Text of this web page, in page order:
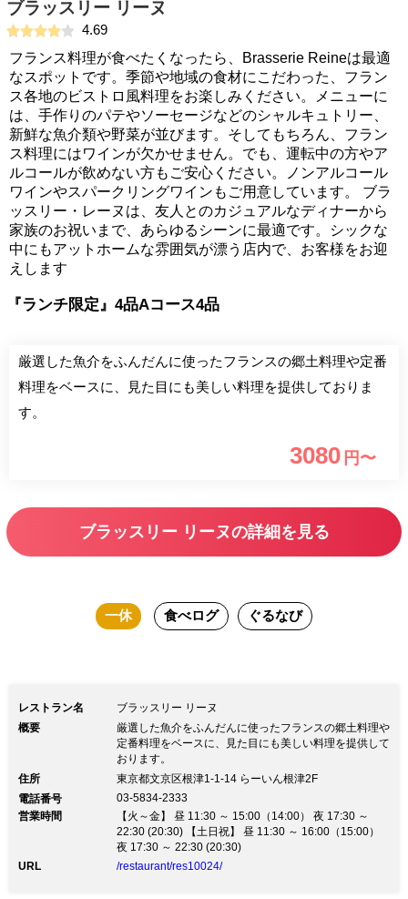
ブラッスリー リーヌ
4.69
フランス料理が食べたくなったら、Brasserie Reineは最適
なスポットです。季節や地域の食材にこだわった、フラン
ス各地のビストロ風料理をお楽しみください。メニューに
は、手作りのパテやソーセージなどのシャルキュトリー、
新鮮な魚介類や野菜が並びます。そしてもちろん、フラン
ス料理にはワインが欠かせません。でも、運転中の方やア
ルコールが飲めない方もご安心ください。ノンアルコール
ワインやスパークリングワインもご用意しています。 ブラ
ッスリー・レーヌは、友人とのカジュアルなディナーから
家族のお祝いまで、あらゆるシーンに最適です。シックな
中にもアットホームな雰囲気が漂う店内で、お客様をお迎
えします
『ランチ限定』4品Aコース4品
厳選した魚介をふんだんに使ったフランスの郷土料理や定番
料理をベースに、見た目にも美しい料理を提供しておりま
す。
3080 円〜
ブラッスリー リーヌの詳細を見る
一休 食べログ ぐるなび
レストラン名
ブラッスリー リーヌ
概要
厳選した魚介をふんだんに使ったフランスの郷土料理や
定番料理をベースに、見た目にも美しい料理を提供して
おります。
住所
東京都文京区根津1-1-14 らーいん根津2F
電話番号
03-5834-2333
営業時間
【火～金】 昼 11:30 ～ 15:00（14:00） 夜 17:30 ～
22:30 (20:30) 【土日祝】 昼 11:30 ～ 16:00（15:00）
夜 17:30 ～ 22:30 (20:30)
URL
/restaurant/res10024/